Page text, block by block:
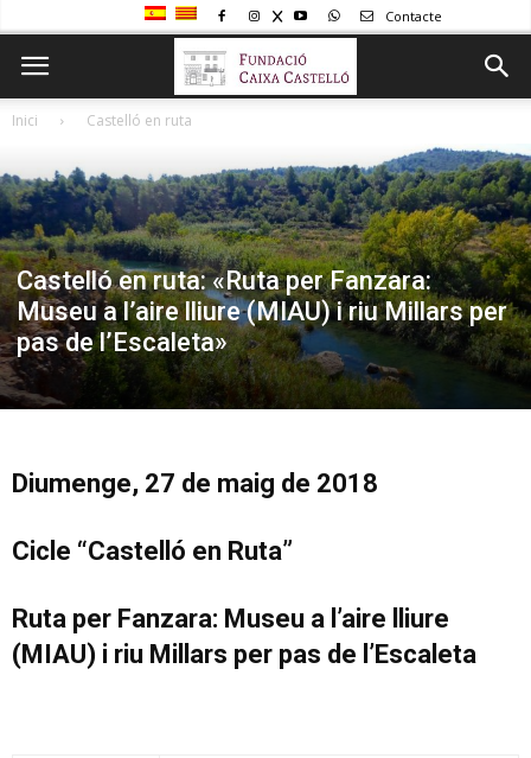
Contacte
Inici Castelló en ruta
Castelló en ruta: «Ruta per Fanzara:
Museu a l’aire lliure (MIAU) i riu Millars per
pas de l’Escaleta»
Diumenge, 27 de maig de 2018
Cicle “Castelló en Ruta”
Ruta per Fanzara: Museu a l’aire lliure
(MIAU) i riu Millars per pas de l’Escaleta